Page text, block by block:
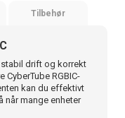
Tilbehør
stabil drift og korrekt
RGBIC-
kan du effektivt
mange enheter